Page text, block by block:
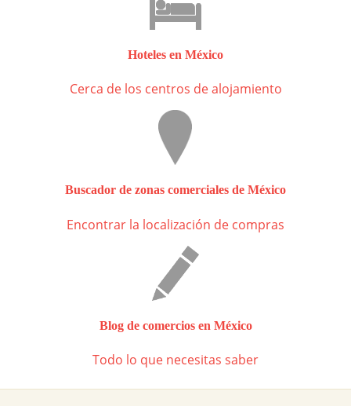
Hoteles en México
Cerca de los centros de alojamiento
Buscador de zonas comerciales de México
Encontrar la localización de compras
Blog de comercios en México
Todo lo que necesitas saber